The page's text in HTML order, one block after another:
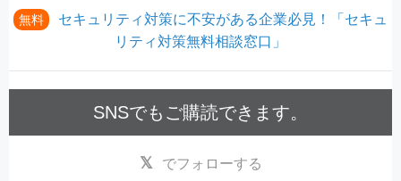
無料
セキュリティ対策に不安がある企業必見！「セキュ
リティ対策無料相談窓口」
SNSでもご購読できます。
でフォローする